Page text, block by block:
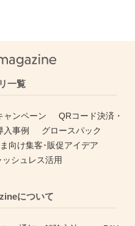
一覧
ャンペーン
QRコード決済・
入事例
グロースパック
向け集客･販促アイデア
シュレス活用
について